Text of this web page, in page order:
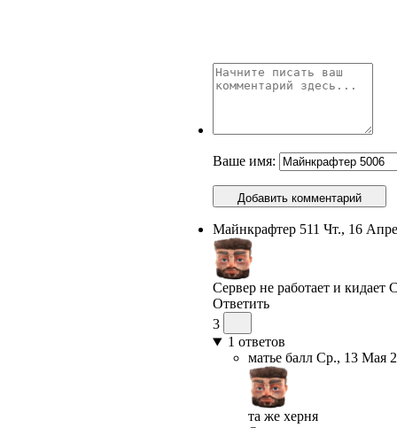
Ваше имя:
Добавить комментарий
Майнкрафтер 511 Чт., 16
Сервер не работает и кидает
Ответить
3
1 ответов
матье балл Ср., 13 Мая
та же херня